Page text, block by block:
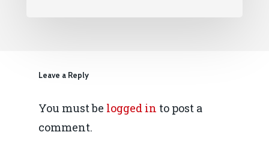
Leave a Reply
You must be logged in to post a
comment.